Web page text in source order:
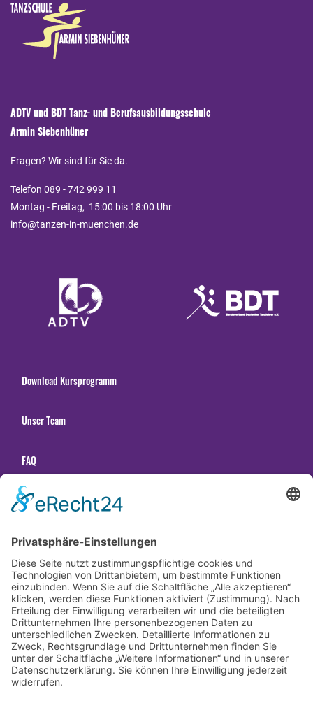
ADTV und BDT Tanz- und Berufsausbildungsschule
Armin Siebenhüner
Fragen? Wir sind für Sie da.
Telefon 089 - 742 999 11
Montag - Freitag, 15:00 bis 18:00 Uhr
info@tanzen-in-muenchen.de
Download Kursprogramm
Unser Team
FAQ
Unsere Tanzschulen
Gender Hinweis
Newsletter abonnieren